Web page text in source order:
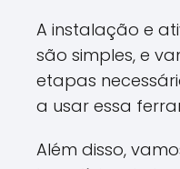
A instalação e
são simples, e
etapas
a usar essa
Além disso,